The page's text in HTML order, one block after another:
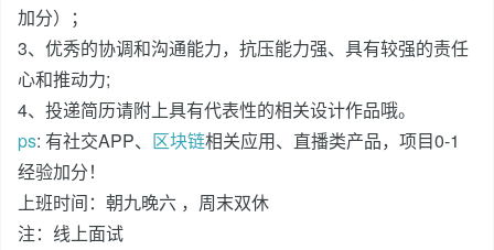
加分）；
3、优秀的协调和沟通能力，抗压能力强、具有较强的责任
心和推动力;
4、投递简历请附上具有代表性的相关设计作品哦。
ps: 有社交APP、 区块链相关应用、直播类产品，项目0-1
经验加分！
上班时间：朝九晚六 ，周末双休
注：线上面试